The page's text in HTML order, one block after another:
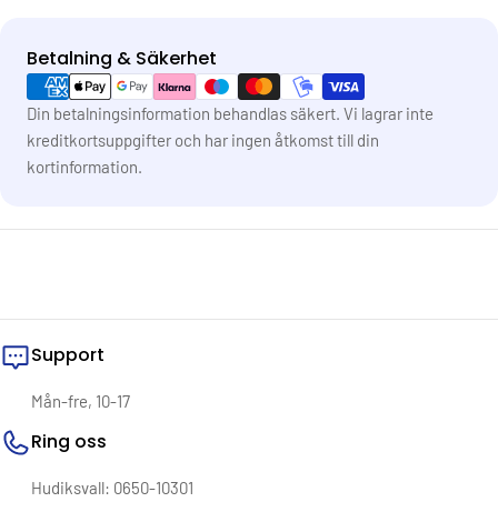
Betalning & Säkerhet
Betalningsmetoder
Din betalningsinformation behandlas säkert. Vi lagrar inte
kreditkortsuppgifter och har ingen åtkomst till din
kortinformation.
Support
Mån-fre, 10-17
Ring oss
Hudiksvall: 0650-10301